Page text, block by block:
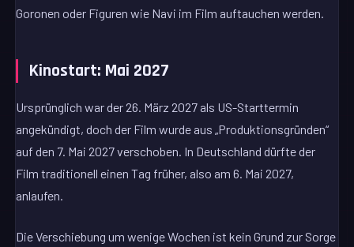
Goronen oder Figuren wie Navi im Film auftauchen werden.
Kinostart: Mai 2027
Ursprünglich war der 26. März 2027 als US-Starttermin
angekündigt, doch der Film wurde aus „Produktionsgründen“
auf den 7. Mai 2027 verschoben. In Deutschland dürfte der
Film traditionell einen Tag früher, also am 6. Mai 2027,
anlaufen.
Die Verschiebung um wenige Wochen ist kein Grund zur Sorge